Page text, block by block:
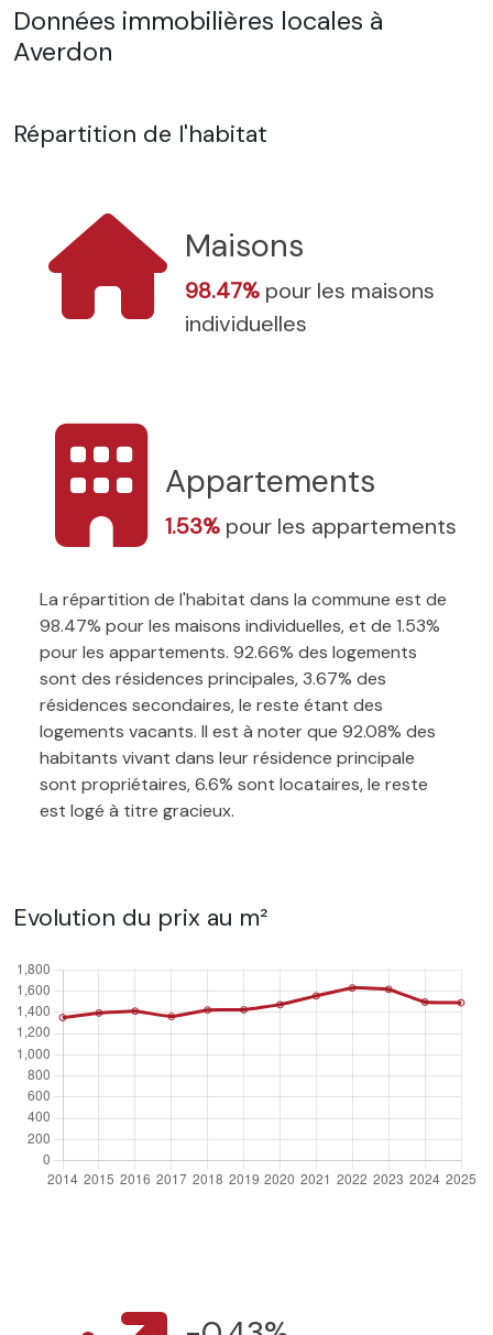
Données immobilières locales à
Averdon
Répartition de l'habitat
Maisons
98.47% pour les maisons
individuelles
Appartements
1.53% pour les appartements
La répartition de l'habitat dans la commune est de
98.47% pour les maisons individuelles, et de 1.53%
pour les appartements. 92.66% des logements
sont des résidences principales, 3.67% des
résidences secondaires, le reste étant des
logements vacants. Il est à noter que 92.08% des
habitants vivant dans leur résidence principale
sont propriétaires, 6.6% sont locataires, le reste
est logé à titre gracieux.
Evolution du prix au m²